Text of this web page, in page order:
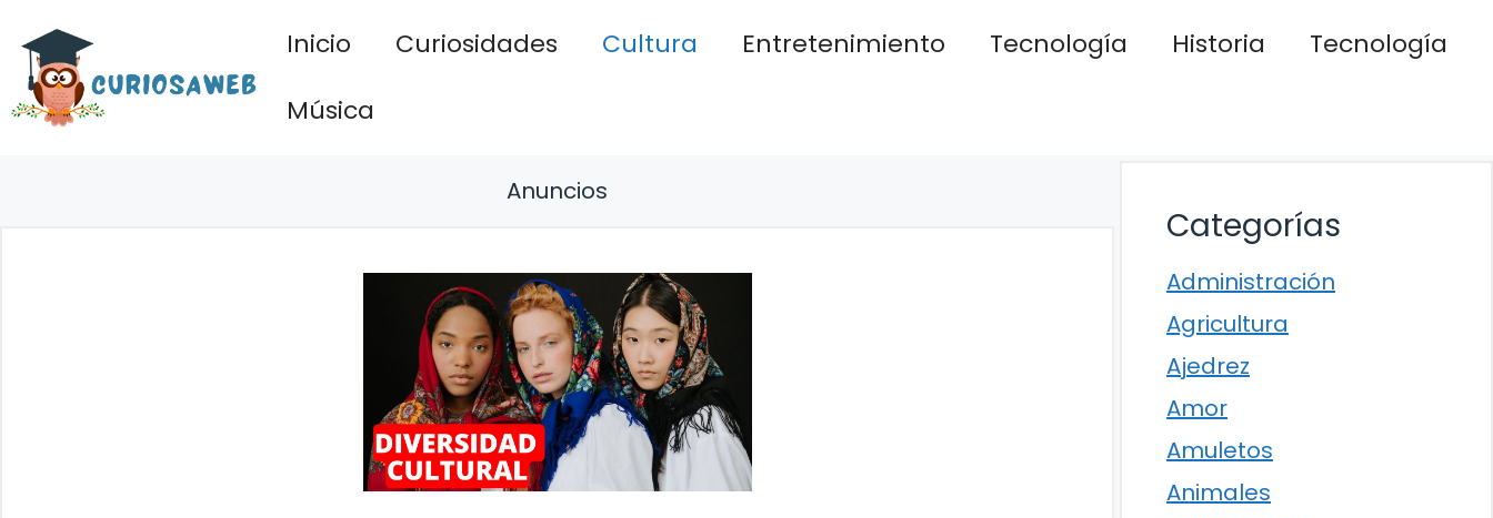
contenido
Inicio Curiosidades Cultura Entretenimiento Tecnología Historia
Tecnología
Música
Anuncios
Categorías
Administración
Agricultura
Ajedrez
Amor
Amuletos
Animales